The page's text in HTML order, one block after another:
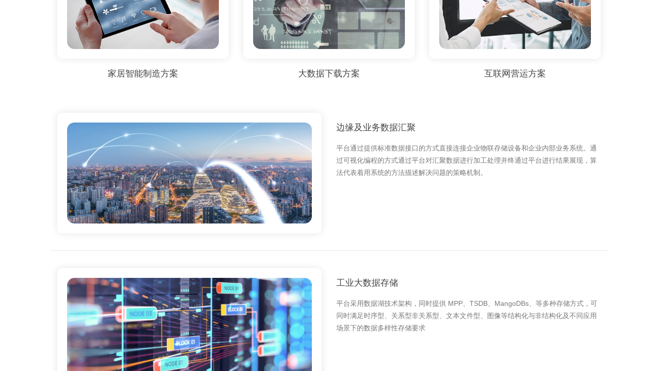
家居智能制造方案 大数据下载方案 互联网营运方案
边缘及业务数据汇聚
平台通过提供标准数据接口的方式直接连接企业物联存储设备和企业内部业务系统。通
过可视化编程的方式通过平台对汇聚数据进行加工处理并终通过平台进行结果展现，算
法代表着用系统的方法描述解决问题的策略机制。
工业大数据存储
平台采用数据湖技术架构，同时提供 MPP、TSDB、MangoDBs、等多种存储方式，可
同时满足时序型、关系型非关系型、文本文件型、图像等结构化与非结构化及不同应用
场景下的数据多样性存储要求